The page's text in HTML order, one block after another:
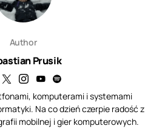
Author
Prusik
komputerami i systemami
Na co dzień czerpie radość z
mobilnej i gier komputerowych.